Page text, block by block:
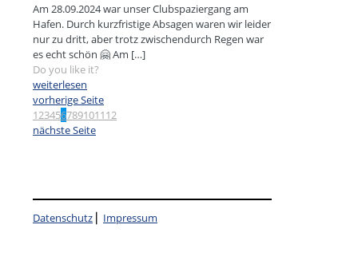
Am 28.09.2024 war unser Clubspaziergang am
Hafen. Durch kurzfristige Absagen waren wir leider
nur zu dritt, aber trotz zwischendurch Regen war
es echt schön 🤗 Am […]
Do you like it?
weiterlesen
vorherige Seite
123456789101112
nächste Seite
Datenschutz Impressum